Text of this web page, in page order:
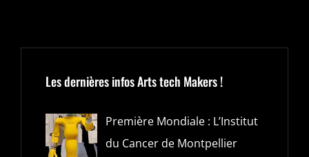
de
précision
Les dernières infos Arts tech Makers !
Première Mondiale : L’Institut
du Cancer de Montpellier